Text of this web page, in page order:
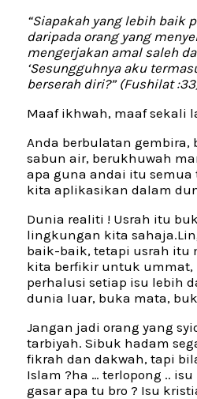
“Siapakah yang lebih baik
daripada orang yang
mengerjakan amal saleh
‘Sesungguhnya aku
berserah diri?” (Fushilat
Maaf ikhwah, maaf sekali
Anda berbulatan gembira,
sabun air, berukhuwah
apa guna andai itu semua
kita aplikasikan dalam
Dunia realiti ! Usrah itu
lingkungan kita
baik-baik, tetapi usrah itu
kita berfikir untuk ummat,
perhalusi setiap isu lebih
dunia luar, buka mata,
Jangan jadi orang yang
tarbiyah. Sibuk hadam
fikrah dan dakwah, tapi
Islam ?ha … terlopong ..
gasar apa tu bro ? Isu